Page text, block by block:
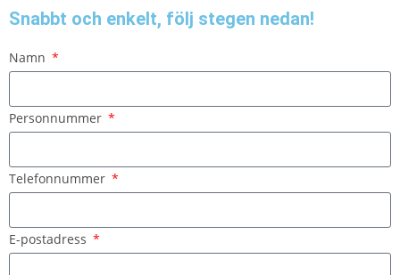
Snabbt och enkelt, följ stegen nedan!
Namn
Personnummer
Telefonnummer
E-postadress